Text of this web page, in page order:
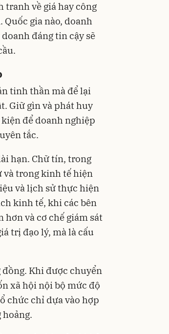
tranh về giá hay công
gia nào, doanh
đáng tin cậy sẽ
tinh thần mà để lại
Giữ gìn và phát huy
để doanh nghiệp
tắc.
hạn. Chữ tín, trong
trong kinh tế hiện
và lịch sử thực hiện
kinh tế, khi các bên
và cơ chế giám sát
trị đạo lý, mà là cấu
Khi được chuyển
xã hội nội bộ mức độ
chức chỉ dựa vào hợp